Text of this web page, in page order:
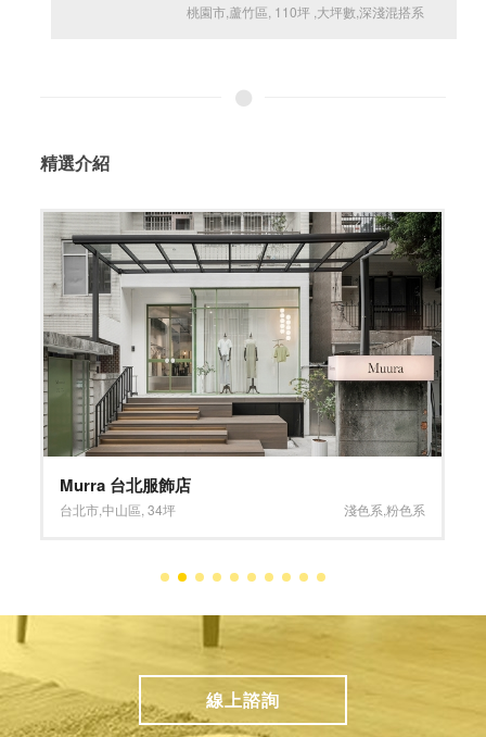
桃園市, 蘆竹區 110坪, 大坪數 深淺混搭系
精選介紹
Murra 台北服飾店
台北市,中山區 ,34坪 淺色系 粉色系
線上諮詢